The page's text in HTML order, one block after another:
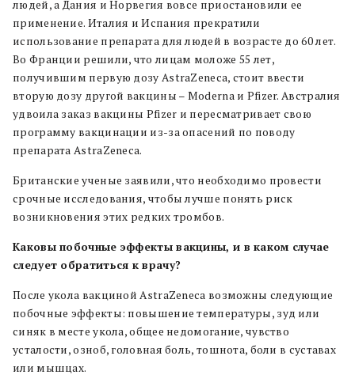
людей, а Дания и Норвегия вовсе приостановили ее
применение. Италия и Испания прекратили
использование препарата для людей в возрасте до 60 лет.
Во Франции решили, что лицам моложе 55 лет,
получившим первую дозу AstraZeneca, стоит ввести
вторую дозу другой вакцины – Moderna и Pfizer. Австралия
удвоила заказ вакцины Pfizer и пересматривает свою
программу вакцинации из-за опасений по поводу
препарата AstraZeneca.
Британские ученые заявили, что необходимо провести
срочные исследования, чтобы лучше понять риск
возникновения этих редких тромбов.
Каковы побочные эффекты вакцины, и в каком случае
следует обратиться к врачу?
После укола вакциной AstraZeneca возможны следующие
побочные эффекты: повышение температуры, зуд или
синяк в месте укола, общее недомогание, чувство
усталости, озноб, головная боль, тошнота, боли в суставах
или мышцах.